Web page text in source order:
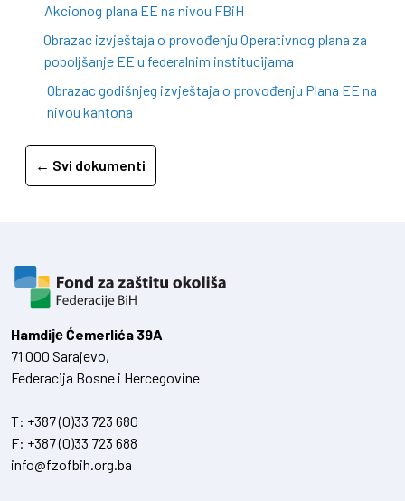
Akcionog plana EE na nivou FBiH
Obrazac izvještaja o provođenju Operativnog plana za
poboljšanje EE u federalnim institucijama
Obrazac godišnjeg izvještaja o provođenju Plana EE na
nivou kantona
← Svi dokumenti
Hamdiје Ćemerlića 39A
71 000 Sarajevo,
Federacija Bosne i Hercegovine
T: +387 (0)33 723 680
F: +387 (0)33 723 688
info@fzofbih.org.ba